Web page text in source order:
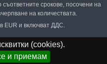
срокове, посочени на
на количествата.
EUR и включват ДДС.
Jmt.bg е онлайн магазин
(cookies).
и приемам